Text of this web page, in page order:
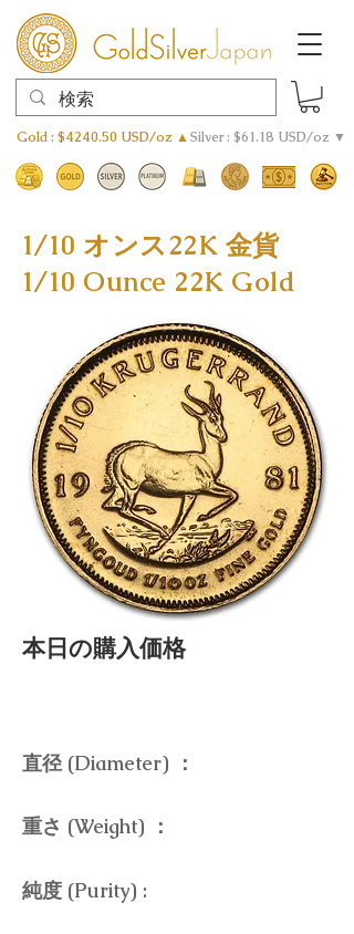
Gold : $4240.50 USD/oz ▲Silver : $61.18 USD/oz ▼
1/10 オンス22K 金貨
1/10 Ounce 22K Gold
本日の購入価格
直径 (Diameter) ：
重さ (Weight) ：
純度 (Purity) :